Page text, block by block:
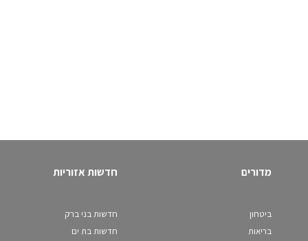
מדורים
ביטחון
בריאות
חדשות אזוריות
חדשות בני ברק
חדשות בת ים